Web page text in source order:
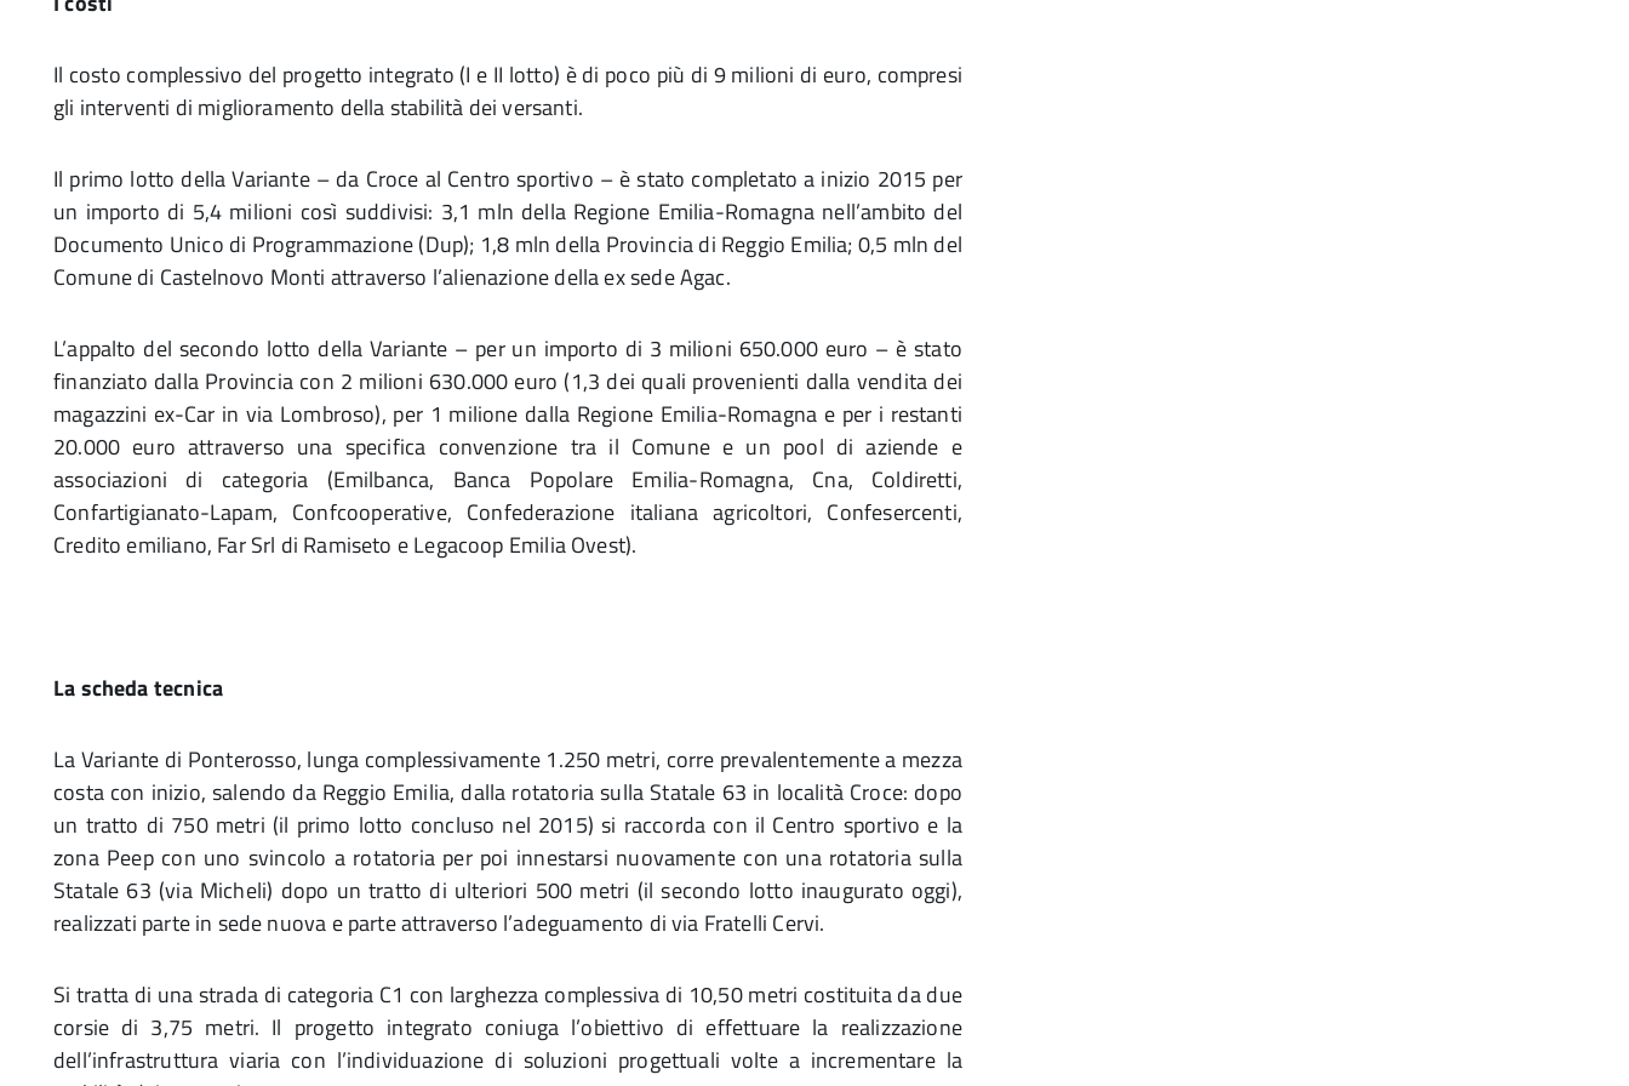
Il costo complessivo del progetto integrato (I e II lotto) è di poco più di 9 milioni di euro, compresi
gli interventi di miglioramento della stabilità dei versanti.
Il primo lotto della Variante – da Croce al Centro sportivo – è stato completato a inizio 2015 per
un importo di 5,4 milioni così suddivisi: 3,1 mln della Regione Emilia-Romagna nell’ambito del
Documento Unico di Programmazione (Dup); 1,8 mln della Provincia di Reggio Emilia; 0,5 mln del
Comune di Castelnovo Monti attraverso l’alienazione della ex sede Agac.
L’appalto del secondo lotto della Variante – per un importo di 3 milioni 650.000 euro – è stato
finanziato dalla Provincia con 2 milioni 630.000 euro (1,3 dei quali provenienti dalla vendita dei
magazzini ex-Car in via Lombroso), per 1 milione dalla Regione Emilia-Romagna e per i restanti
20.000 euro attraverso una specifica convenzione tra il Comune e un pool di aziende e
associazioni di categoria (Emilbanca, Banca Popolare Emilia-Romagna, Cna, Coldiretti,
Confartigianato-Lapam, Confcooperative, Confederazione italiana agricoltori, Confesercenti,
Credito emiliano, Far Srl di Ramiseto e Legacoop Emilia Ovest).
La scheda tecnica
La Variante di Ponterosso, lunga complessivamente 1.250 metri, corre prevalentemente a mezza
costa con inizio, salendo da Reggio Emilia, dalla rotatoria sulla Statale 63 in località Croce: dopo
un tratto di 750 metri (il primo lotto concluso nel 2015) si raccorda con il Centro sportivo e la
zona Peep con uno svincolo a rotatoria per poi innestarsi nuovamente con una rotatoria sulla
Statale 63 (via Micheli) dopo un tratto di ulteriori 500 metri (il secondo lotto inaugurato oggi),
realizzati parte in sede nuova e parte attraverso l’adeguamento di via Fratelli Cervi.
Si tratta di una strada di categoria C1 con larghezza complessiva di 10,50 metri costituita da due
corsie di 3,75 metri. Il progetto integrato coniuga l’obiettivo di effettuare la realizzazione
dell’infrastruttura viaria con l’individuazione di soluzioni progettuali volte a incrementare la